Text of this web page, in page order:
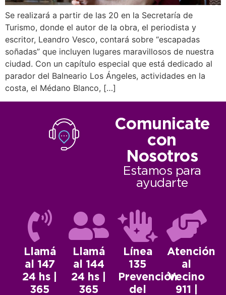
Se realizará a partir de las 20 en la Secretaría de
Turismo, donde el autor de la obra, el periodista y
escritor, Leandro Vesco, contará sobre “escapadas
soñadas” que incluyen lugares maravillosos de nuestra
ciudad. Con un capítulo especial que está dedicado al
parador del Balneario Los Ángeles, actividades en la
costa, el Médano Blanco, […]
Comunicate
con
Nosotros
Estamos para
ayudarte
Llamá
al 147
24 hs |
365
Llamá
al 144
24 hs |
365
Línea
135
Prevención
del
Atención
al
Vecino
911 |